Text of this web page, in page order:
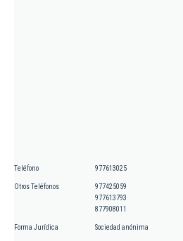
Teléfono 977613025
Otros Teléfonos
977425059
977613793
877908011
Forma Jurídica Sociedad anónima